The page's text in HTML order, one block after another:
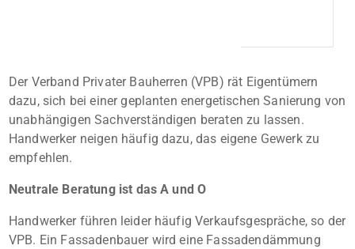
Der Verband Privater Bauherren (VPB) rät Eigentümern
dazu, sich bei einer geplanten energetischen Sanierung von
unabhängigen Sachverständigen beraten zu lassen.
Handwerker neigen häufig dazu, das eigene Gewerk zu
empfehlen.
Neutrale Beratung ist das A und O
Handwerker führen leider häufig Verkaufsgespräche, so der
VPB. Ein Fassadenbauer wird eine Fassadendämmung